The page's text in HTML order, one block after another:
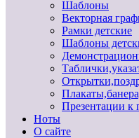
Шаблоны
Векторная
Рамки детские
Шаблоны
Презентации к
Ноты
О сайте